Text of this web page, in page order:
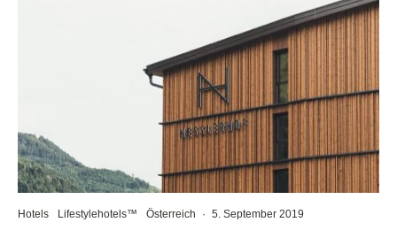
Hotels Lifestylehotels™ Österreich · 5. September 2019